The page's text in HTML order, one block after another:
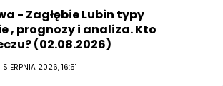
- Zagłębie Lubin typy
, prognozy i analiza. Kto
(02.08.2026)
SIERPNIA 2026, 16:51